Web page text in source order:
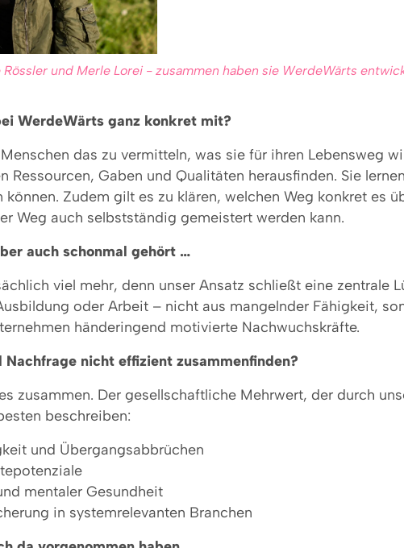
und Merle Lorei - zusammen haben sie WerdeWärts
WerdeWärts ganz konkret mit?
das zu vermitteln, was sie für ihren Lebensweg
Ressourcen, Gaben und Qualitäten herausfinden. Sie
Zudem gilt es zu klären, welchen Weg konkret es
Weg auch selbstständig gemeistert werden kann.
auch schonmal gehört …
viel mehr, denn unser Ansatz schließt eine zentrale
oder Arbeit – nicht aus mangelnder Fähigkeit,
händeringend motivierte Nachwuchskräfte.
nicht effizient zusammenfinden?
zusammen. Der gesellschaftliche Mehrwert, der durch
beschreiben:
und Übergangsabbrüchen
mentaler Gesundheit
in systemrelevanten Branchen